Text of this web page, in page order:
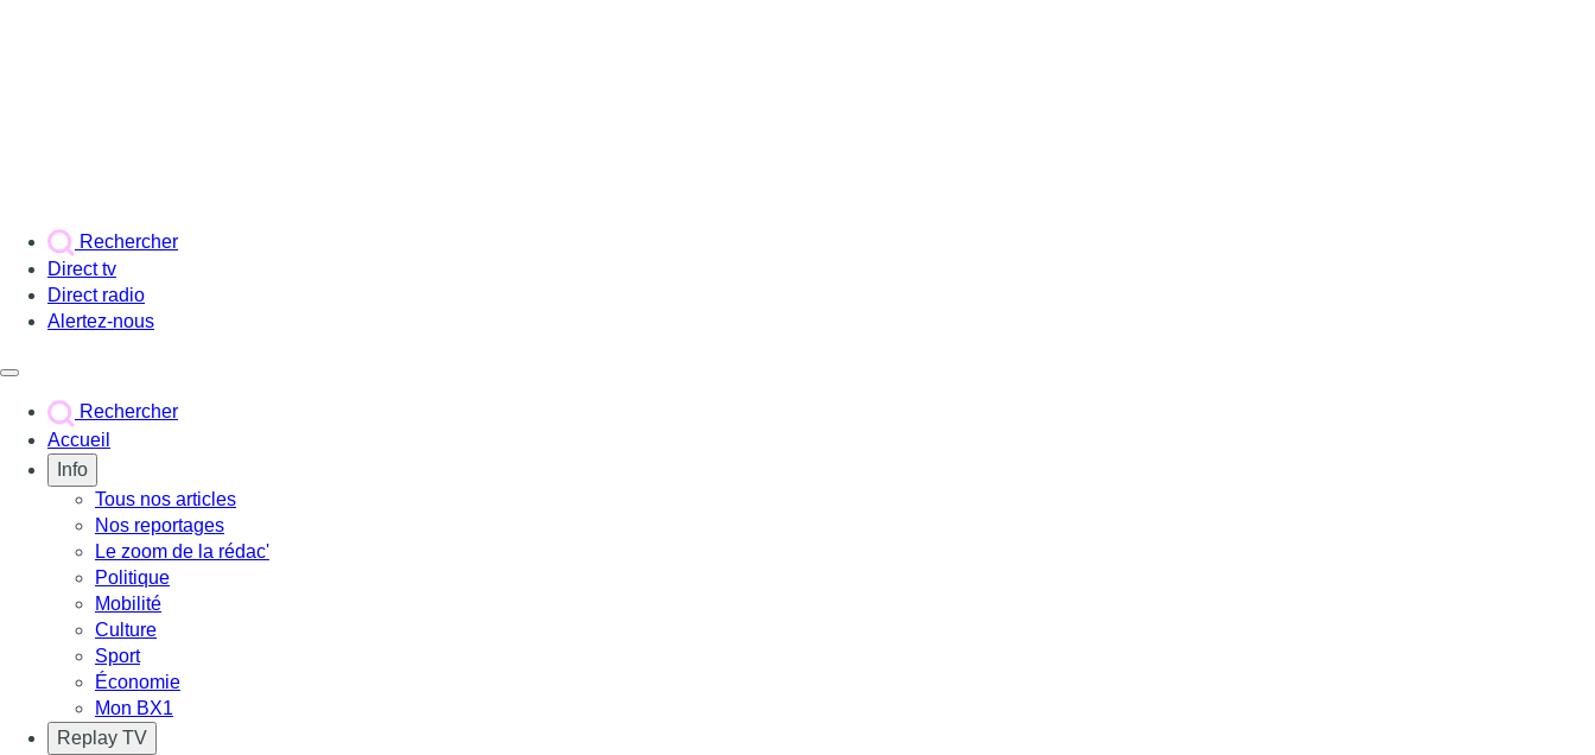
Rechercher
Direct tv
Direct radio
Alertez-nous
Rechercher
Accueil
Info
Tous nos articles
Nos reportages
Le zoom de la rédac'
Politique
Mobilité
Culture
Sport
Économie
Mon BX1
Replay TV